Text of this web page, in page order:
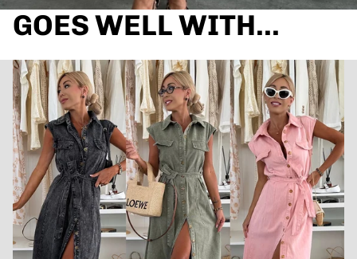
GOES WELL WITH...